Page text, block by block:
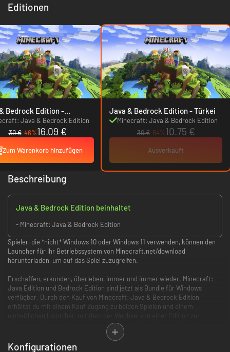
Editionen
Bedrock Edition -
Java & Bedrock Edition
30 €-46%16.09 €
Zum Warenkorb hinzufügen
Java & Bedrock Edition - Türkei
Minecraft: Java & Bedrock Edition
30 €-64%10.75 €
Ausverkauft
Beschreibung
Java & Bedrock Edition beinhaltet
- Minecraft: Java & Bedrock Edition
Spieler, die *nicht* Windows 10 oder Windows 11 verwenden, können den
Launcher für ihr Betriebssystem von Minecraft.net/download
herunterladen, um auf das Spiel zuzugreifen.
Erschaffen, erkunden, überleben, immer und immer wieder. Minecraft:
Java Edition und Bedrock Edition sind jetzt als Bundle für Windows
verfügbar. Durch den Kauf von Minecraft: Java & Bedrock Edition
erhältst du mit einem Kauf Zugang zu beiden Spielen und einem
nächsten einfacher wird denn je. Spiele plattformübergreifend mit
anderen Minecraftern, indem du einfach zu der Edition wechselst, die
deine Freunde verwenden. Minecraft im Doppelpakt – mit mehr
Konfigurationen